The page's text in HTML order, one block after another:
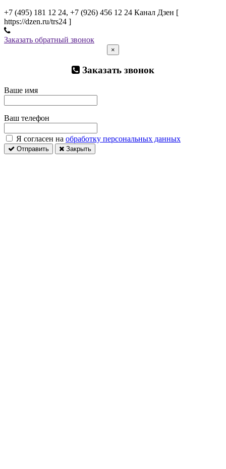
+7 (495) 181 12 24, +7 (926) 456 12 24 Канал Дзен [
https://dzen.ru/trs24 ]
Заказать обратный звонок
×
Заказать звонок
Ваше имя
Ваш телефон
Я согласен на обработку персональных данных
Отправить Закрыть